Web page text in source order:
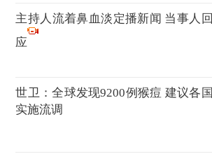
主持人流着鼻血淡定播新闻 当事人回
应
世卫：全球发现9200例猴痘 建议各国
实施流调